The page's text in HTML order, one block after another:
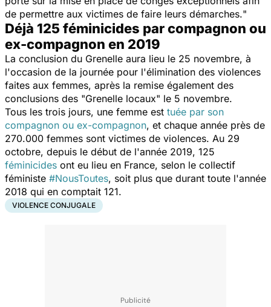
de permettre aux victimes de faire leurs démarches."
Déjà 125 féminicides par compagnon ou
ex-compagnon en 2019
La conclusion du Grenelle aura lieu le 25 novembre, à
l'occasion de la journée pour l'élimination des violences
faites aux femmes, après la remise également des
conclusions des "Grenelle locaux" le 5 novembre.
Tous les trois jours, une femme est tuée par son
compagnon ou ex-compagnon, et chaque année près de
270.000 femmes sont victimes de violences. Au 29
octobre, depuis le début de l'année 2019, 125
féminicides ont eu lieu en France, selon le collectif
féministe #NousToutes, soit plus que durant toute l'année
2018 qui en comptait 121.
VIOLENCE CONJUGALE